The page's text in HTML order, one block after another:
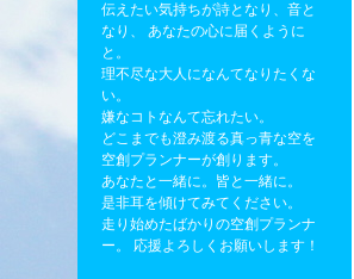
伝えたい気持ちが詩となり、音と
なり、 あなたの心に届くように
と。
理不尽な大人になんてなりたくな
い。
嫌なコトなんて忘れたい。
どこまでも澄み渡る真っ青な空を
空創プランナーが創ります。
あなたと一緒に。皆と一緒に。
是非耳を傾けてみてください。
走り始めたばかりの空創プランナ
ー。 応援よろしくお願いします！